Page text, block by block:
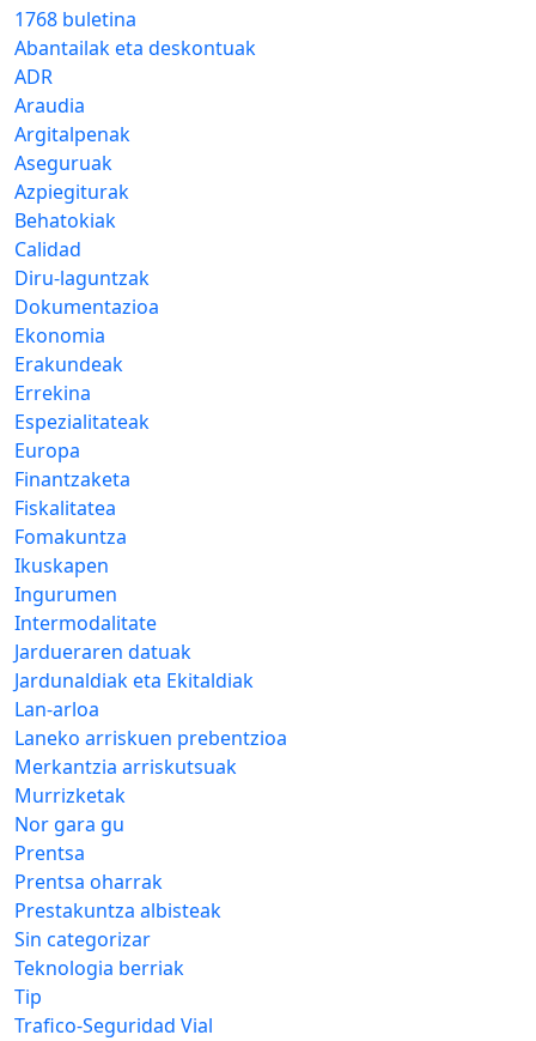
1768 buletina
Abantailak eta deskontuak
ADR
Araudia
Argitalpenak
Aseguruak
Azpiegiturak
Behatokiak
Calidad
Diru-laguntzak
Dokumentazioa
Ekonomia
Erakundeak
Errekina
Espezialitateak
Europa
Finantzaketa
Fiskalitatea
Fomakuntza
Ikuskapen
Ingurumen
Intermodalitate
Jardueraren datuak
Jardunaldiak eta Ekitaldiak
Lan-arloa
Laneko arriskuen prebentzioa
Merkantzia arriskutsuak
Murrizketak
Nor gara gu
Prentsa
Prentsa oharrak
Prestakuntza albisteak
Sin categorizar
Teknologia berriak
Tip
Trafico-Seguridad Vial